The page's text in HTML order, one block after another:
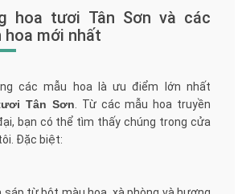
hoa tươi Tân Sơn và các
hoa mới nhất
các mẫu hoa là ưu điểm lớn nhất
Tân Sơn . Từ các mẫu hoa truyền
bạn có thể tìm thấy chúng trong cửa
Đặc biệt: